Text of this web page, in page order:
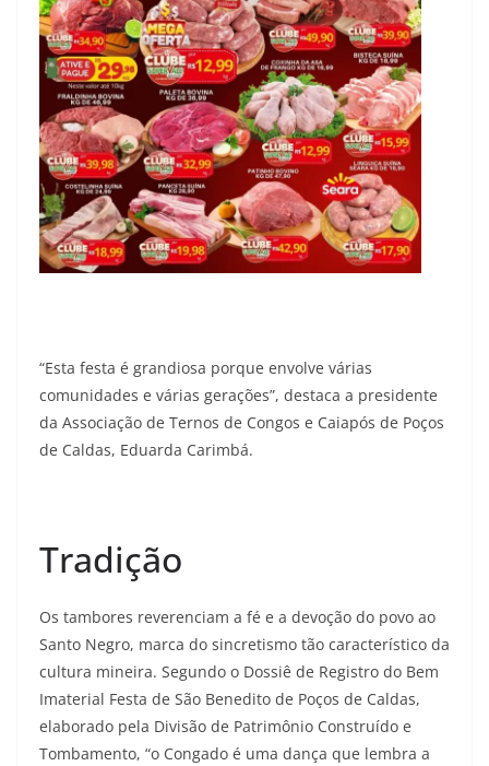
“Esta festa é grandiosa porque envolve várias
comunidades e várias gerações”, destaca a presidente
da Associação de Ternos de Congos e Caiapós de Poços
de Caldas, Eduarda Carimbá.
Tradição
Os tambores reverenciam a fé e a devoção do povo ao
Santo Negro, marca do sincretismo tão característico da
cultura mineira. Segundo o Dossiê de Registro do Bem
Imaterial Festa de São Benedito de Poços de Caldas,
elaborado pela Divisão de Patrimônio Construído e
Tombamento, “o Congado é uma dança que lembra a